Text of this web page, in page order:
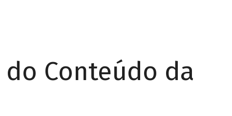
Conteúdo da